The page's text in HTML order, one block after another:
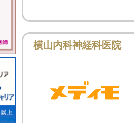
横山内科神経科医院